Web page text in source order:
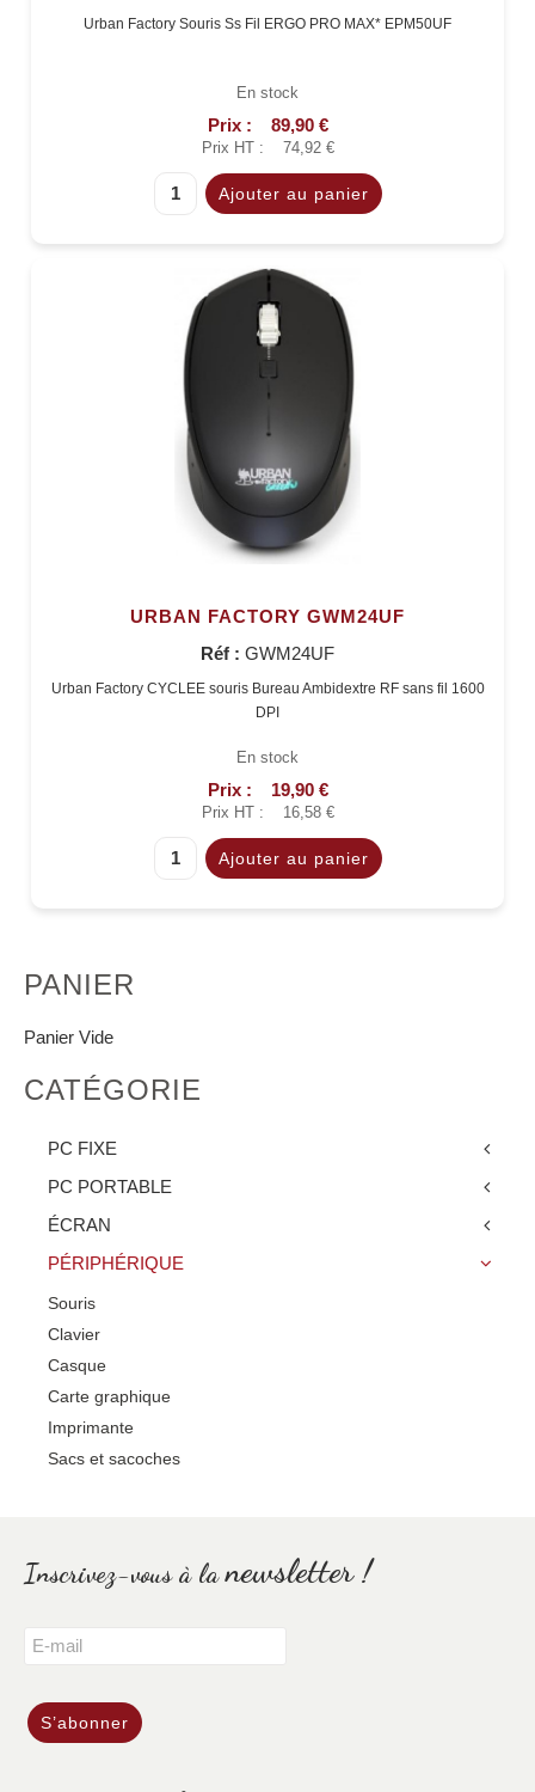
Urban Factory Souris Ss Fil ERGO PRO MAX* EPM50UF
En stock
Prix : 89,90 €
Prix HT : 74,92 €
URBAN FACTORY GWM24UF
Réf : GWM24UF
Urban Factory CYCLEE souris Bureau Ambidextre RF sans fil 1600
DPI
En stock
Prix : 19,90 €
Prix HT : 16,58 €
PANIER
Panier Vide
CATÉGORIE
PC FIXE
PC PORTABLE
ÉCRAN
PÉRIPHÉRIQUE
Souris
Clavier
Casque
Carte graphique
Imprimante
Sacs et sacoches
Inscrivez-vous à lanewsletter !